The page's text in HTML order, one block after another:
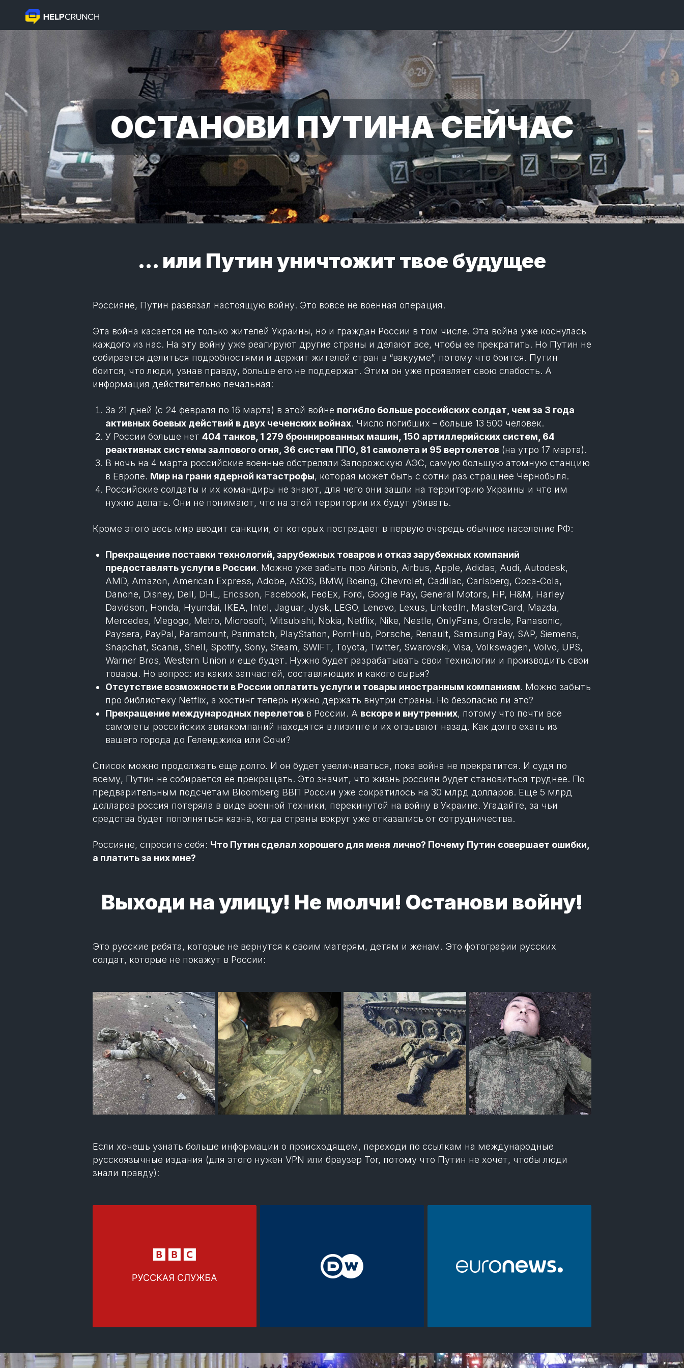
ОСТАНОВИ ПУТИНА СЕЙЧАС
... или Путин уничтожит твое будущее
Россияне, Путин развязал настоящую войну. Это вовсе не военная операция.
Эта война касается не только жителей Украины, но и граждан России в том числе. Эта война уже коснулась
каждого из нас. На эту войну уже реагируют другие страны и делают все, чтобы ее прекратить. Но Путин не
собирается делиться подробностями и держит жителей стран в “вакууме”, потому что боится. Путин
боится, что люди, узнав правду, больше его не поддержат. Этим он уже проявляет свою слабость. А
информация действительно печальная:
За 21 дней (с 24 февраля по 16 марта) в этой войне погибло больше российских солдат, чем за 3 года
активных боевых действий в двух чеченских войнах. Число погибших – больше 13 500 человек.
У России больше нет 404 танков, 1 279 броннированных машин, 150 артиллерийских систем, 64
реактивных системы залпового огня, 36 систем ППО, 81 самолета и 95 вертолетов (на утро 17 марта).
В ночь на 4 марта российские военные обстреляли Запорожскую АЭС, самую большую атомную станцию
в Европе. Мир на грани ядерной катастрофы, которая может быть с сотни раз страшнее Чернобыля.
Российские солдаты и их командиры не знают, для чего они зашли на территорию Украины и что им
нужно делать. Они не понимают, что на этой территории их будут убивать.
Кроме этого весь мир вводит санкции, от которых пострадает в первую очередь обычное население РФ:
Прекращение поставки технологий, зарубежных товаров и отказ зарубежных компаний
предоставлять услуги в России. Можно уже забыть про Airbnb, Airbus, Apple, Adidas, Audi, Autodesk,
AMD, Amazon, American Express, Adobe, ASOS, BMW, Boeing, Chevrolet, Cadillac, Carlsberg, Coca-Cola,
Danone, Disney, Dell, DHL, Ericsson, Facebook, FedEx, Ford, Google Pay, General Motors, HP, H&M, Harley
Davidson, Honda, Hyundai, IKEA, Intel, Jaguar, Jysk, LEGO, Lenovo, Lexus, LinkedIn, MasterCard, Mazda,
Mercedes, Megogo, Metro, Microsoft, Mitsubishi, Nokia, Netflix, Nike, Nestle, OnlyFans, Oracle, Panasonic,
Paysera, PayPal, Paramount, Parimatch, PlayStation, PornHub, Porsche, Renault, Samsung Pay, SAP, Siemens,
Snapchat, Scania, Shell, Spotify, Sony, Steam, SWIFT, Toyota, Twitter, Swarovski, Visa, Volkswagen, Volvo, UPS,
Warner Bros, Western Union и еще будет. Нужно будет разрабатывать свои технологии и производить свои
товары. Но вопрос: из каких запчастей, составляющих и какого сырья?
Отсутствие возможности в России оплатить услуги и товары иностранным компаниям. Можно забыть
про библиотеку Netflix, а хостинг теперь нужно держать внутри страны. Но безопасно ли это?
Прекращение международных перелетов в России. А вскоре и внутренних, потому что почти все
самолеты российских авиакомпаний находятся в лизинге и их отзывают назад. Как долго ехать из
вашего города до Геленджика или Сочи?
Список можно продолжать еще долго. И он будет увеличиваться, пока война не прекратится. И судя по
всему, Путин не собирается ее прекращать. Это значит, что жизнь россиян будет становиться труднее. По
предварительным подсчетам Bloomberg ВВП России уже сократилось на 30 млрд долларов. Еще 5 млрд
долларов россия потеряла в виде военной техники, перекинутой на войну в Украине. Угадайте, за чьи
средства будет пополняться казна, когда страны вокруг уже отказались от сотрудничества.
Россияне, спросите себя: Что Путин сделал хорошего для меня лично? Почему Путин совершает ошибки,
а платить за них мне?
Выходи на улицу! Не молчи! Останови войну!
Это русские ребята, которые не вернутся к своим матерям, детям и женам. Это фотографии русских
солдат, которые не покажут в России:
Если хочешь узнать больше информации о происходящем, переходи по ссылкам на международные
русскоязычные издания (для этого нужен VPN или браузер Tor, потому что Путин не хочет, чтобы люди
знали правду):